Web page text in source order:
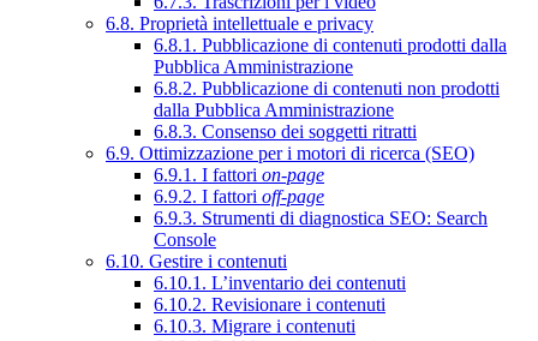
6.8. Proprietà intellettuale e privacy
6.8.1. Pubblicazione di contenuti prodotti dalla
Pubblica Amministrazione
6.8.2. Pubblicazione di contenuti non prodotti
dalla Pubblica Amministrazione
6.8.3. Consenso dei soggetti ritratti
6.9. Ottimizzazione per i motori di ricerca (SEO)
6.9.1. I fattori on-page
6.9.2. I fattori off-page
6.9.3. Strumenti di diagnostica SEO: Search
Console
6.10. Gestire i contenuti
6.10.1. L’inventario dei contenuti
6.10.2. Revisionare i contenuti
6.10.3. Migrare i contenuti